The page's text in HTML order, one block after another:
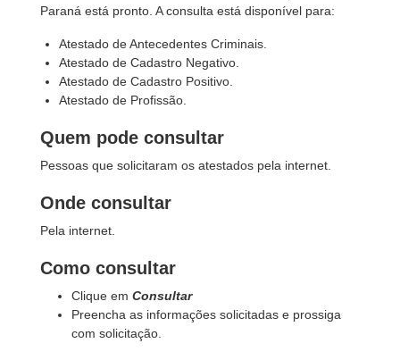
Paraná está pronto. A consulta está disponível para:
Atestado de Antecedentes Criminais.
Atestado de Cadastro Negativo.
Atestado de Cadastro Positivo.
Atestado de Profissão.
Quem pode consultar
Pessoas que solicitaram os atestados pela internet.
Onde consultar
Pela internet.
Como consultar
Clique em Consultar
Preencha as informações solicitadas e prossiga
com solicitação.